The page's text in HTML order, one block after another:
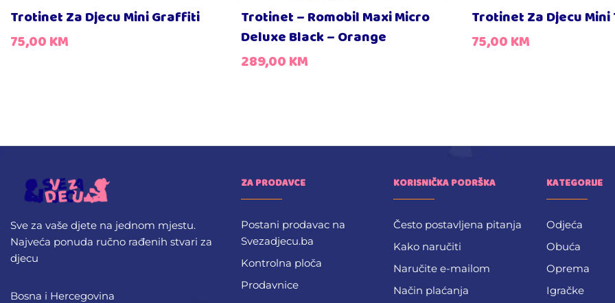
Trotinet Za Djecu Mini Graffiti
75,00KM
Trotinet – Romobil Maxi Micro
Deluxe Black – Orange
289,00KM
Trotinet Za Djecu
75,00KM
Sve za vaše djete na jednom mjestu.
Najveća ponuda ručno rađenih stvari za
djecu
Bosna i Hercegovina
ZA PRODAVCE
Postani prodavac na
Svezadjecu.ba
Kontrolna ploča
Prodavnice
KORISNIČKA PODRŠKA
Često postavljena pitanja
Kako naručiti
Naručite e-mailom
Način plaćanja
KATEGORIJE
Odjeća
Obuća
Oprema
Igračke